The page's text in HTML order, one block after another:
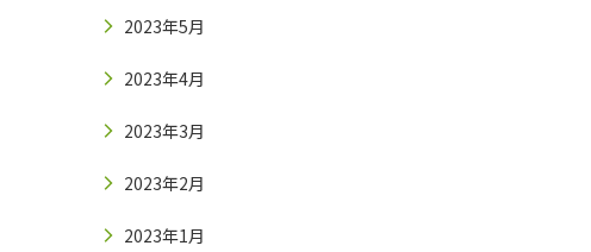
2023年5月
2023年4月
2023年3月
2023年2月
2023年1月